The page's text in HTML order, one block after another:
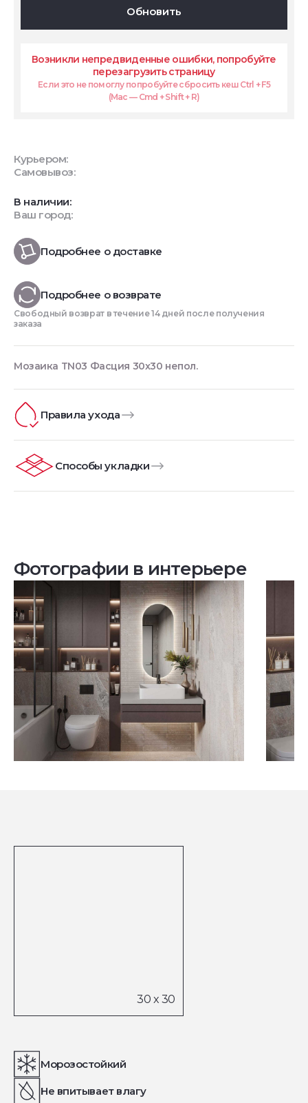
Обновить
Возникли непредвиденные ошибки, попробуйте
перезагрузить страницу
Если это не помоглу попробуйте сбросить кеш Ctrl + F5
(Mac — Cmd + Shift + R)
Курьером:
Самовывоз:
В наличии:
Ваш город:
Подробнее о доставке
Подробнее о возврате
Свободный возврат в течение 14 дней после получения
заказа
Мозаика TN03 Фасция 30x30 непол.
Правила ухода
Способы укладки
Фотографии в интерьере
Посмотреть все проекты
Морозостойкий
Не впитывает влагу